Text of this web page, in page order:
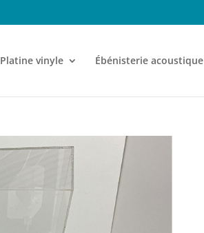
Platine vinyle Ébénisterie acoustique